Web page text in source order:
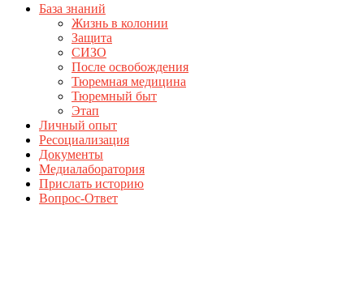
База знаний
Жизнь в колонии
Защита
СИЗО
После освобождения
Тюремная медицина
Тюремный быт
Этап
Личный опыт
Ресоциализация
Документы
Медиалаборатория
Прислать историю
Вопрос-Ответ